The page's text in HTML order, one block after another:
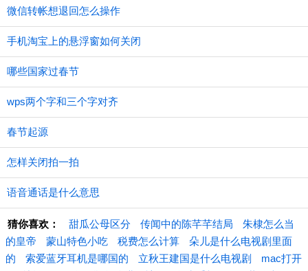
微信转帐想退回怎么操作
手机淘宝上的悬浮窗如何关闭
哪些国家过春节
wps两个字和三个字对齐
春节起源
怎样关闭拍一拍
语音通话是什么意思
猜你喜欢： 甜瓜公母区分 传闻中的陈芊芊结局
朱棣怎么当
的皇帝
蒙山特色小吃 税费怎么计算
朵儿是什么电视剧里面
的
索爱蓝牙耳机是哪国的 立秋王建国是什么电视剧
mac打开